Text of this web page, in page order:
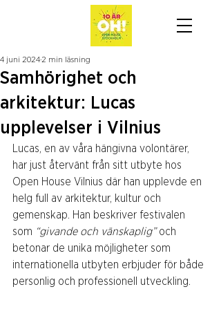
Samhörighet och
arkitektur: Lucas
upplevelser i Vilnius
4 juni 2024 2 min läsning
Lucas, en av våra hängivna volontärer,
har just återvänt från sitt utbyte hos
Open House Vilnius där han upplevde en
helg full av arkitektur, kultur och
gemenskap. Han beskriver festivalen
som “givande och vänskaplig” och
betonar de unika möjligheter som
internationella utbyten erbjuder för både
personlig och professionell utveckling.